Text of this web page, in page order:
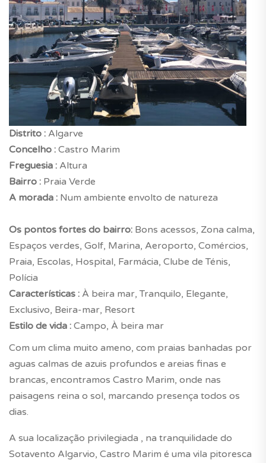
Distrito : Algarve
Concelho : Castro Marim
Freguesia : Altura
Bairro : Praia Verde
A morada : Num ambiente envolto de natureza
Os pontos fortes do bairro: Bons acessos, Zona calma,
Espaços verdes, Golf, Marina, Aeroporto, Comércios,
Praia, Escolas, Hospital, Farmácia, Clube de Ténis,
Polícia
Características : À beira mar, Tranquilo, Elegante,
Exclusivo, Beira-mar, Resort
Estilo de vida : Campo, À beira mar
Com um clima muito ameno, com praias banhadas por
aguas calmas de azuis profundos e areias finas e
brancas, encontramos Castro Marim, onde nas
paisagens reina o sol, marcando presença todos os
dias.
A sua localização privilegiada , na tranquilidade do
Sotavento Algarvio, Castro Marim é uma vila pitoresca